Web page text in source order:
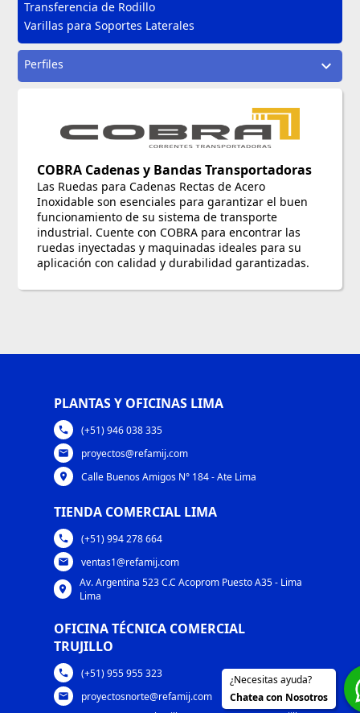
Transferencia de Rodillo
Varillas para Soportes Laterales
Perfiles expand_more
COBRA Cadenas y Bandas Transportadoras
Las Ruedas para Cadenas Rectas de Acero
Inoxidable son esenciales para garantizar el buen
funcionamiento de su sistema de transporte
industrial. Cuente con COBRA para encontrar las
ruedas inyectadas y maquinadas ideales para su
aplicación con calidad y durabilidad garantizadas.
PLANTAS Y OFICINAS LIMA
phone (+51) 946 038 335
email proyectos@refamij.com
location_on Calle Buenos Amigos N° 184 - Ate Lima
TIENDA COMERCIAL LIMA
phone (+51) 994 278 664
email ventas1@refamij.com
location_on
Av. Argentina 523 C.C Acoprom Puesto A35 - Lima
Lima
OFICINA TÉCNICA COMERCIAL
TRUJILLO
phone (+51) 955 955 323
mail
proyectosnorte@refamij.com
¿Necesitas ayuda?
Chatea con Nosotros